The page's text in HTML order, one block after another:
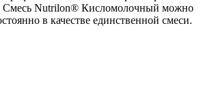
Смесь Nutrilon® Кисломолочный можно
в качестве единственной смеси.